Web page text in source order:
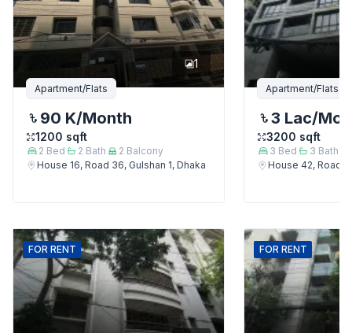
1
Apartment/Flats
90 K/Month
1200 sqft
2 Bed 2 Bath 2 Balcony
House 16, Road 36, Gulshan 1, Dhaka
Apartment/Flats
3 Lac/
3200 sqft
3 Bed 3 Bath
House 42, Road
FOR RENT FOR RENT